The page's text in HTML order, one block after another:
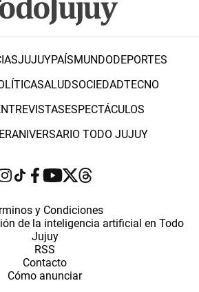
JUJUYPAÍSMUNDODEPORTES
SALUDSOCIEDADTECNO
ESPECTÁCULOS
ANIVERSARIO TODO JUJUY
y Condiciones
de la inteligencia artificial en Todo
Jujuy
RSS
Contacto
Cómo anunciar